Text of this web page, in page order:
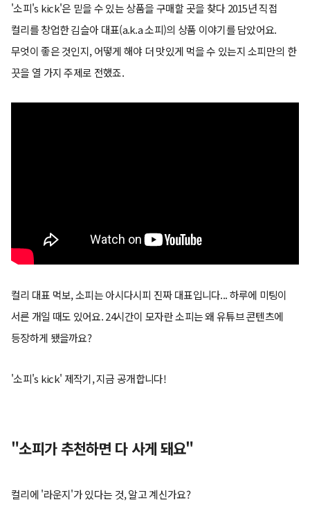
'소피's kick'은 믿을 수 있는 상품을 구매할 곳을 찾다 2015년 직접
컬리를 창업한 김슬아 대표(a.k.a 소피)의 상품 이야기를 담았어요.
무엇이 좋은 것인지, 어떻게 해야 더 맛있게 먹을 수 있는지 소피만의 한
끗을 열 가지 주제로 전했죠.
컬리 대표 먹보, 소피는 아시다시피 진짜 대표입니다... 하루에 미팅이
서른 개일 때도 있어요. 24시간이 모자란 소피는 왜 유튜브 콘텐츠에
등장하게 됐을까요?
'소피's kick' 제작기, 지금 공개합니다!
"소피가 추천하면 다 사게 돼요"
컬리에 '라운지'가 있다는 것, 알고 계신가요?